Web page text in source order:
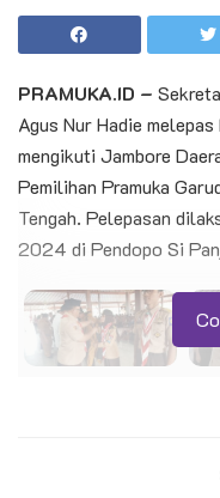
PRAMUKA.ID –
Agus Nur Hadie
mengikuti Jambore
Pemilihan Pramuka
Tengah. Pelepasan
2024 di Pendopo Si
(Mabicab) Gerakan